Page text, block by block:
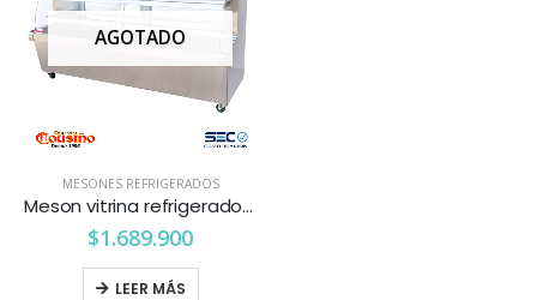
AGOTADO
MESONES REFRIGERADOS
Meson vitrina refrigerado 2 mts. vidrio curvo Cousiño
$1.689.900
LEER MÁS